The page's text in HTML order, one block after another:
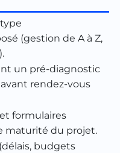
(gestion de A à Z,
un pré-diagnostic
rendez-vous
formulaires
maturité du projet.
budgets